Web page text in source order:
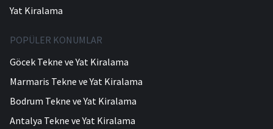
Yat Kiralama
POPÜLER KONUMLAR
Göcek Tekne ve Yat Kiralama
Marmaris Tekne ve Yat Kiralama
Bodrum Tekne ve Yat Kiralama
Antalya Tekne ve Yat Kiralama